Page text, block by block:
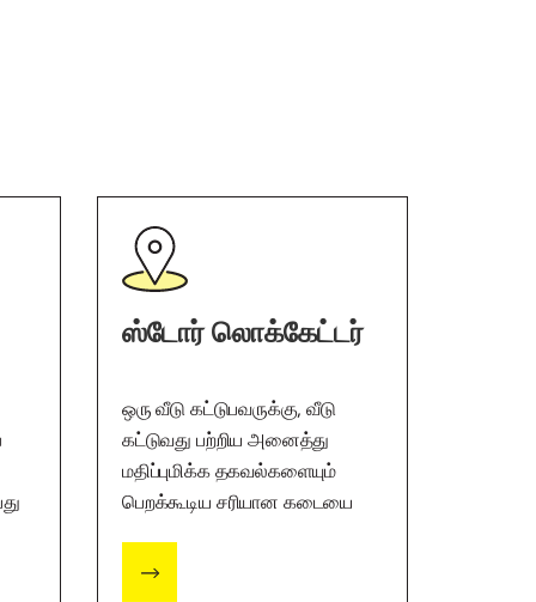
ஸ்டோர் லொக்கேட்டர்
ஒரு வீடு கட்டுபவருக்கு, வீடு
கட்டுவது பற்றிய அனைத்து
மதிப்புமிக்க தகவல்களையும்
பெறக்கூடிய சரியான கடையை